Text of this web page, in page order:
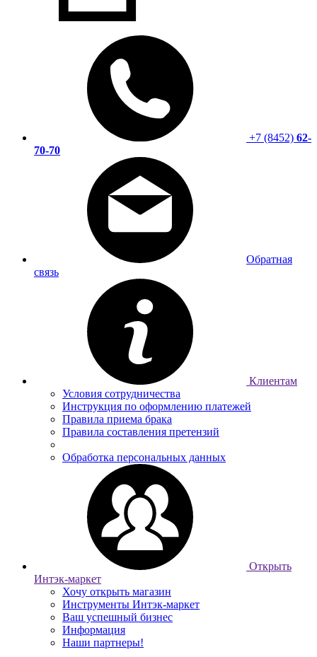
+7 (8452) 62-
70-70
Обратная
связь
Клиентам
Условия сотрудничества
Инструкция по оформлению платежей
Правила приема брака
Правила составления претензий
Обработка персональных данных
Открыть
Интэк-маркет
Хочу открыть магазин
Инструменты Интэк-маркет
Ваш успешный бизнес
Информация
Наши партнеры!